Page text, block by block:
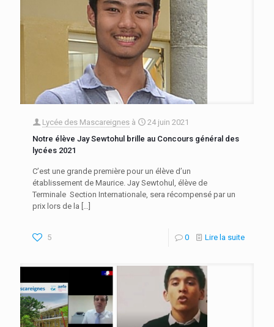
Lycée des Mascareignes à
24 juin 2021
Notre élève Jay Sewtohul brille au Concours général des
lycées 2021
C’est une grande première pour un élève d’un
établissement de Maurice. Jay Sewtohul, élève de
Terminale Section Internationale, sera récompensé par un
prix lors de la […]
5 0 Lire la suite